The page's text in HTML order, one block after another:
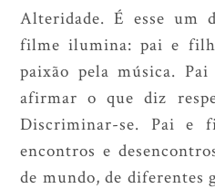
Alteridade. É esse um
filme ilumina: pai e
paixão pela música.
afirmar o que diz
Discriminar-se. Pai e
encontros e
de mundo, de diferentes